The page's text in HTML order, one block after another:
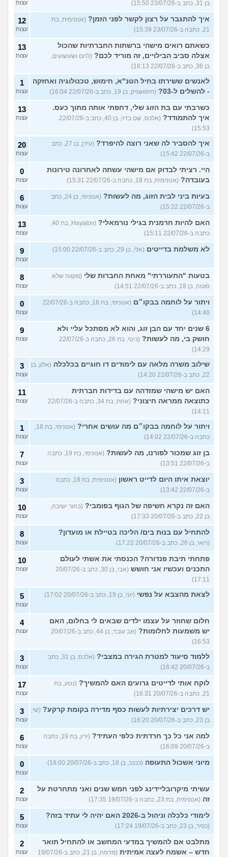
בן 31, כתב ב-23/07/26 15:50) עצות
איך להתגבר על רצון לקשר לפני הזמן? (אנונימית, בת
21, כתבה ב-23/07/26 15:39)
12
עצות
כשאתם רואים מישהי ברשתות החברתיות שהכול
אצלה סביב הבילויים, זה מוריד לכם? (לחם ושעשועים,
בן 36, כתב ב-22/07/26 16:13)
13
עצות
לאנשים ששירתו בחיל הטנ"א, חימוש, טכנולוגיה ואחזקה
- להשלים ל-03?
(חימושניק, בן 19, כתב ב-22/07/26 16:04)
1
עצות
כשרבתי עם בת הזוג שלי, דחפתי אותה מתוך כעס.
איך להתמודד?
(אלכס, שם בדוי, בן 40, כתב ב-22/07/26
15:53)
13
עצות
איך להסביר לה שאני רוצה להיפרד?
(עידן, בן 27, כתב
ב-22/07/26 15:42)
20
עצות
היי. רציתי לבדוק אם מישהי עשתה לאחרונה טירונות
בעובדה? (אנונימית, בת 18, כתבה ב-22/07/26 15:31)
0
עצות
בעיות ביני לבית הזוג, מה לעשות?
(אנונימי, בן 24, כתב
ב-22/07/26 15:22)
6
עצות
האם להיות חרמנית בגילי נורמאלי?
(Hayatov, בת 40,
כתבה ב-22/07/26 15:11)
13
עצות
לא משלמת בדייטים (אלי, בן 29, כתב ב-22/07/26 15:00) 9
עצות
בטעות "התעוררתי" מאחת החברות שלי (מקווה שלא
סוטה, בן 18, כתב ב-22/07/26 14:51)
8
עצות
ויתור על לוחמה בבקו״ם
(אנונימי, בת 18, כתבה ב-22/07/26
14:40)
0
עצות
6 שנים יחד עם הבן זוג, והוא לא מסתכל עליי ולא
חושק בי, מה לעשות?
(כינוי, בת 26, כתבה ב-22/07/26
14:29)
9
עצות
שילוב משרה מלאה עם לימודים דו חוגיים בכלכלה (אלון, בן
22, כתב ב-22/07/26 14:20)
3
עצות
האם יש מישהי שמזדהה עם בדידות חברתית
כתוצאה ממראה חיצוני?
(אחת, בת 34, כתבה ב-22/07/26
14:11)
11
עצות
ויתור על לוחמה בבקו״ם מה עושים אחרי?
(אנונימי, בת 18,
כתבה ב-22/07/26 14:02)
1
עצות
בן זוג שמכור לפורנו, מה לעשות?
(אנונימי, בת 19, כתבה
ב-22/07/26 13:51)
7
עצות
יוצאת איתו היום לדייט ראשון
(אנונימית, בת 18, כתבה
ב-22/07/26 13:42)
3
עצות
האם זה נקרא חשיפה של הגוף בפומבי? (בחור ישיבה,
בן 22, כתב ב-20/07/26 17:33)
10
עצות
להתחיל עם בנות בים/ הליכה בטיילת או מועדון?
(רואי, בן 26, כתב ב-20/07/26 17:22)
8
עצות
פתחתי תיבת פנדורה? הכנסתי את אשתי לעולם
התכנים ועכשיו אני חושש
(אבי, בן 30, כתב ב-20/07/26
17:11)
10
עצות
לצאת מהצבא על נפשי (יוני, בן 19, כתב ב-20/07/26 17:02) 5
עצות
חלום שחוזר על עצמו ילדים שבאים לי בחלום, האם
יש משמעות לחלומות?
(אב עובד, בן 44, כתב ב-20/07/26
16:53)
4
עצות
ללמוד סיעוד למטרת הגירה במצבי?
(אלכס, בן 31, כתב
ב-20/07/26 16:42)
3
עצות
לוקח אותי לדייטים גרועים האם להמשיך? (נטע, בת
21, כתבה ב-20/07/26 16:31)
17
עצות
יש דרכים יצירתיות לעשות כסף מדירה בקומת קרקע? (שי,
בן 23, כתב ב-20/07/26 16:20)
3
עצות
למה אני כל כך חרדתית כלפי העתיד?
(ירין, בת 19, כתבה
ב-20/07/26 16:09)
6
עצות
מיוני אשכול התעופה (ככככ, בן 18, כתב ב-20/07/26 16:00) 0
עצות
עשיתי מיקרובליידינג לפני חמש שנים ואני מתחרטת על
זה (אנונימית, בת 23, כתבה ב-19/07/26 17:35)
2
עצות
לימודי כלכלה וניהול ב-2026 האם יהיה לי עתיד בזה?
(כפיר, בן 23, כתב ב-19/07/26 17:24)
5
עצות
מתלבט אם להמשיך במדעי המחשב או להתחיל תואר
חדש – אשמח לעצה אמיתית
(מדמח, בן 21, כתב ב-19/07/26
2
עצות